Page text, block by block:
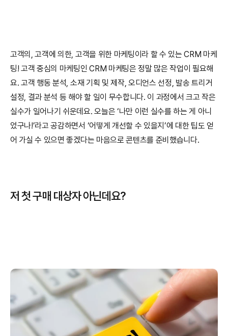
고객의, 고객에 의한, 고객을 위한 마케팅이라 할 수 있는 CRM 마케
팅! 고객 중심의 마케팅인 CRM 마케팅은 정말 많은 작업이 필요해
요. 고객 행동 분석, 소재 기획 및 제작, 오디언스 선정, 발송 트리거
설정, 결과 분석 등 해야 할 일이 무수합니다. 이 과정에서 크고 작은
실수가 일어나기 쉬운데요. 오늘은 ‘나만 이런 실수를 하는 게 아니
었구나!’라고 공감하면서 ‘어떻게 개선할 수 있을지’에 대한 팁도 얻
어 가실 수 있으면 좋겠다는 마음으로 콘텐츠를 준비했습니다.
저 첫 구매 대상자 아닌데요?